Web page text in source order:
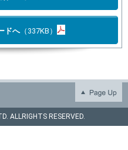
ドへ（337KB）
ALLRIGHTS RESERVED.